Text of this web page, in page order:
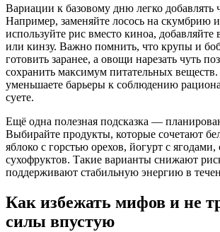
Вариации к базовому дню легко добавлять
Например, заменяйте лосось на скумбрию
используйте рис вместо киноа, добавляйте
или кинзу. Важно помнить, что крупы и
готовить заранее, а овощи нарезать чуть
сохранить максимум питательных
уменьшаете барьеры к соблюдению
суете.
Ещё одна полезная подсказка —
Выбирайте продукты, которые сочетают
яблоко с горстью орехов, йогурт с ягодами,
сухофруктов. Такие варианты снижают
поддерживают стабильную энергию в
Как избежать мифов и не
силы впустую